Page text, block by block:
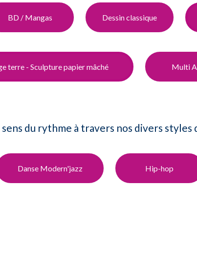
BD / Manga​s Dessin classique​
terre - Sculpture papier mâché Multi
du rythme à travers nos divers styles
Danse Modern'jazz​ Hip-hop